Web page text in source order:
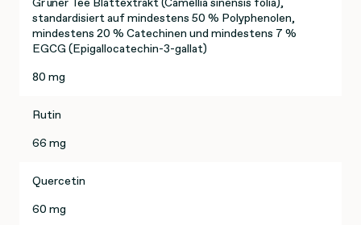
standardisiert auf mindestens 50 % Polyphenolen,
mindestens 20 % Catechinen und mindestens 7 %
EGCG (Epigallocatechin-3-gallat)
80 mg
Rutin
66 mg
Quercetin
60 mg